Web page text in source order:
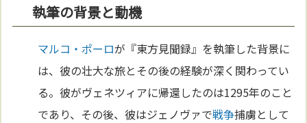
執筆の背景と動機
マルコ・ポーロが『東方見聞録』を執筆した背景に
は、彼の壮大な旅とその後の経験が深く関わってい
る。彼がヴェネツィアに帰還したのは1295年のこと
であり、その後、彼はジェノヴァで戦争捕虜として